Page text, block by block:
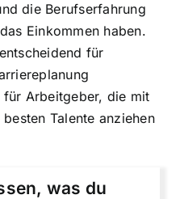
die Berufserfahrung
Einkommen haben.
für
für Arbeitgeber, die mit
Talente anziehen
was du